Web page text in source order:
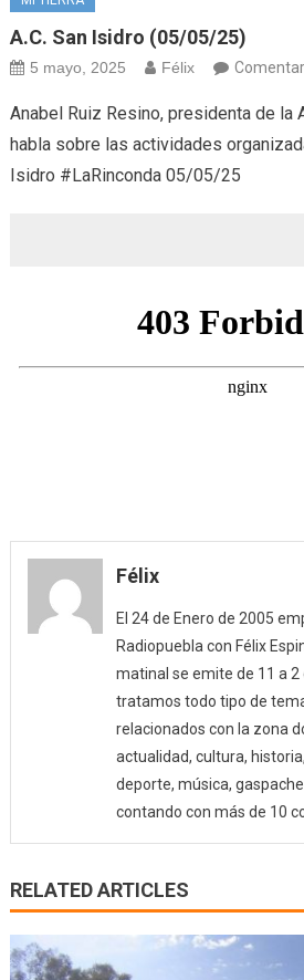
A.C. San Isidro (05/05/25)
5 mayo, 2025 Félix
Anabel Ruiz Resino, presidenta de la
habla sobre las actividades
Isidro #LaRinconda 05/05/25
Félix
El 24 de Enero de 2005
Radiopuebla con Félix
matinal se emite de 11 a 2
tratamos todo tipo de
relacionados con la zona
actualidad, cultura,
deporte, música,
contando con más de 10
RELATED ARTICLES